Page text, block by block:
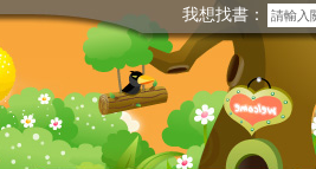
我想找書：